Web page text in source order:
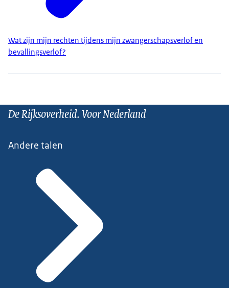
Wat zijn mijn rechten tijdens mijn zwangerschapsverlof en
bevallingsverlof?
De Rijksoverheid. Voor Nederland
Andere talen